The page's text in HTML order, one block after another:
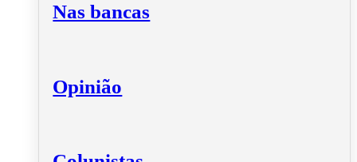
Nas bancas
Opinião